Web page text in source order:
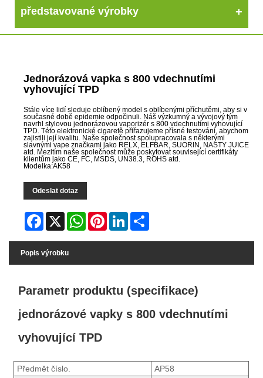
představované výrobky
Jednorázová vapka s 800 vdechnutími
vyhovující TPD
Stále více lidí sleduje oblíbený model s oblíbenými příchutěmi, aby si v
současné době epidemie odpočinuli. Náš výzkumný a vývojový tým
navrhl stylovou jednorázovou vaporizér s 800 vdechnutími vyhovující
TPD. Této elektronické cigaretě přiřazujeme přísné testování, abychom
zajistili její kvalitu. Naše společnost spolupracovala s některými
slavnými vape značkami jako RELX, ELFBAR, SUORIN, NASTY JUICE
atd. Mezitím naše společnost může poskytovat související certifikáty
klientům jako CE, FC, MSDS, UN38.3, ROHS atd.
Modelka:AK58
Odeslat dotaz
Facebook
X WhatsAppPinterestLinkedIn
Popis výrobku
Parametr produktu (specifikace)
jednorázové vapky s 800 vdechnutími
vyhovující TPD
Předmět číslo.
AP58